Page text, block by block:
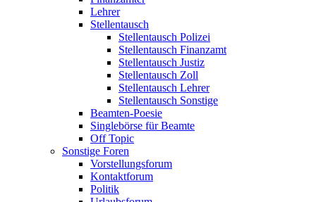
Lehrer
Stellentausch
Stellentausch Polizei
Stellentausch Finanzamt
Stellentausch Justiz
Stellentausch Zoll
Stellentausch Lehrer
Stellentausch Sonstige
Beamten-Poesie
Singlebörse für Beamte
Off Topic
Sonstige Foren
Vorstellungsforum
Kontaktforum
Politik